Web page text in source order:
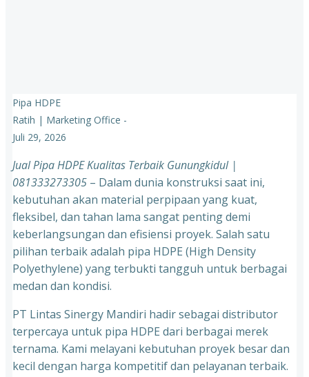
Pipa HDPE
Ratih | Marketing Office -
Juli 29, 2026
Jual Pipa HDPE Kualitas Terbaik Gunungkidul |
081333273305 – Dalam dunia konstruksi saat ini,
kebutuhan akan material perpipaan yang kuat,
fleksibel, dan tahan lama sangat penting demi
keberlangsungan dan efisiensi proyek. Salah satu
pilihan terbaik adalah pipa HDPE (High Density
Polyethylene) yang terbukti tangguh untuk berbagai
medan dan kondisi.
PT Lintas Sinergy Mandiri hadir sebagai distributor
terpercaya untuk pipa HDPE dari berbagai merek
ternama. Kami melayani kebutuhan proyek besar dan
kecil dengan harga kompetitif dan pelayanan terbaik.